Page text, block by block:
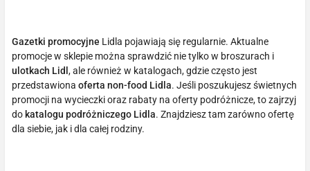
Gazetki promocyjne Lidla pojawiają się regularnie. Aktualne
promocje w sklepie można sprawdzić nie tylko w broszurach i
ulotkach Lidl , ale również w katalogach, gdzie często jest
przedstawiona oferta non-food Lidla. Jeśli poszukujesz świetnych
promocji na wycieczki oraz rabaty na oferty podróżnicze, to zajrzyj
do katalogu podróżniczego Lidla. Znajdziesz tam zarówno ofertę
dla siebie, jak i dla całej rodziny.